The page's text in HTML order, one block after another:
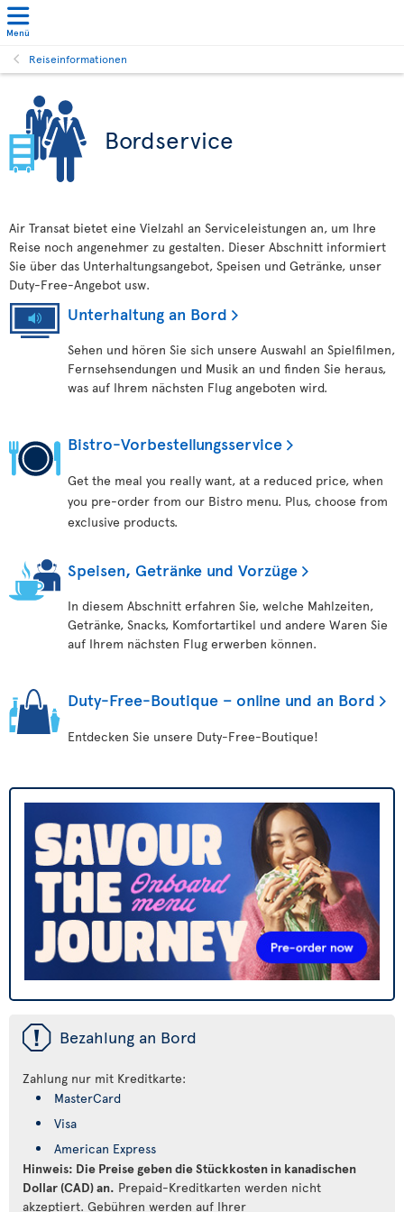
Menü
Reiseinformationen
Bordservice
Air Transat bietet eine Vielzahl an Serviceleistungen an, um Ihre
Reise noch angenehmer zu gestalten. Dieser Abschnitt informiert
Sie über das Unterhaltungsangebot, Speisen und Getränke, unser
Duty-Free-Angebot usw.
Unterhaltung an Bord
Sehen und hören Sie sich unsere Auswahl an Spielfilmen,
Fernsehsendungen und Musik an und finden Sie heraus,
was auf Ihrem nächsten Flug angeboten wird.
Bistro-Vorbestellungsservice
Get the meal you really want, at a reduced price, when
you pre-order from our Bistro menu. Plus, choose from
exclusive products.
Speisen, Getränke und Vorzüge
In diesem Abschnitt erfahren Sie, welche Mahlzeiten,
Getränke, Snacks, Komfortartikel und andere Waren Sie
auf Ihrem nächsten Flug erwerben können.
Duty-Free-Boutique – online und an Bord
Entdecken Sie unsere Duty-Free-Boutique!
ü Bezahlung an Bord
Zahlung nur mit Kreditkarte:
MasterCard
Visa
American Express
Hinweis: Die Preise geben die Stückkosten in kanadischen
Dollar (CAD) an. Prepaid-Kreditkarten werden nicht
akzeptiert. Gebühren werden auf Ihrer